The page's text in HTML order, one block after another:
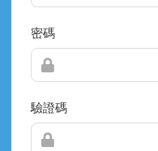
密碼
驗證碼